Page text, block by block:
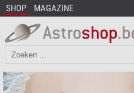
SHOP MAGAZINE